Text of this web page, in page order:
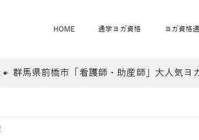
HOME 通学ヨガ資格 ヨガ資格
ムヨガ
群馬県前橋市「看護師・助産師」大人気ヨ